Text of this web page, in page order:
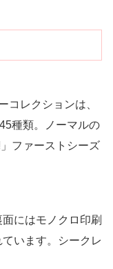
コレクションは、
種類。ノーマルの
ファーストシーズ
にはモノクロ印刷
います。シークレ